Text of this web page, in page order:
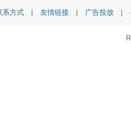
系方式 | 友情链接 | 广告投放 |